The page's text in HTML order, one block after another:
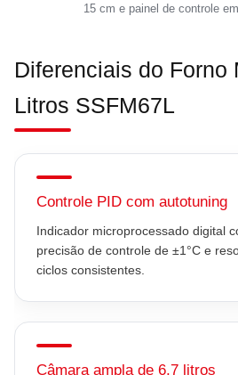
15 cm e painel de controle
Diferenciais do Forno
Litros SSFM67L
Controle PID com autotuning
Indicador microprocessado digital
precisão de controle de ±1°C e
ciclos consistentes.
Câmara ampla de 6,7 litros